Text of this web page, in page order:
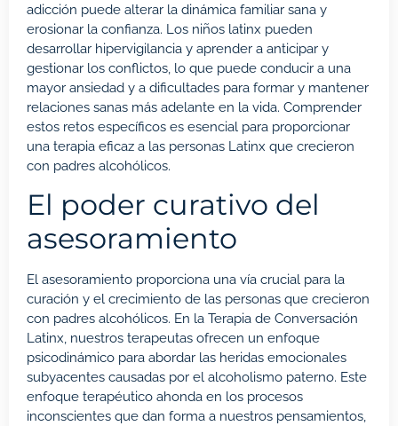
adicción puede alterar la dinámica familiar sana y
erosionar la confianza. Los niños latinx pueden
desarrollar hipervigilancia y aprender a anticipar y
gestionar los conflictos, lo que puede conducir a una
mayor ansiedad y a dificultades para formar y mantener
relaciones sanas más adelante en la vida. Comprender
estos retos específicos es esencial para proporcionar
una terapia eficaz a las personas Latinx que crecieron
con padres alcohólicos.
El poder curativo del
asesoramiento
El asesoramiento proporciona una vía crucial para la
curación y el crecimiento de las personas que crecieron
con padres alcohólicos. En la Terapia de Conversación
Latinx, nuestros terapeutas ofrecen un enfoque
psicodinámico para abordar las heridas emocionales
subyacentes causadas por el alcoholismo paterno. Este
enfoque terapéutico ahonda en los procesos
inconscientes que dan forma a nuestros pensamientos,